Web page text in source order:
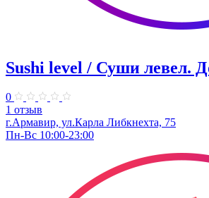
Sushi level / Суши левел.
0
1 отзыв
г.Армавир, ул.Карла Либкнехта, 75
Пн-Вс 10:00-23:00